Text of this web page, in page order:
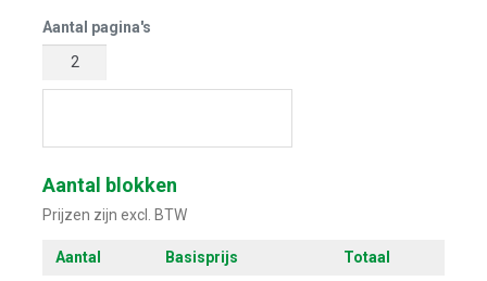
Aantal pagina's
Aantal blokken
Prijzen zijn excl. BTW
Aantal Basisprijs Totaal